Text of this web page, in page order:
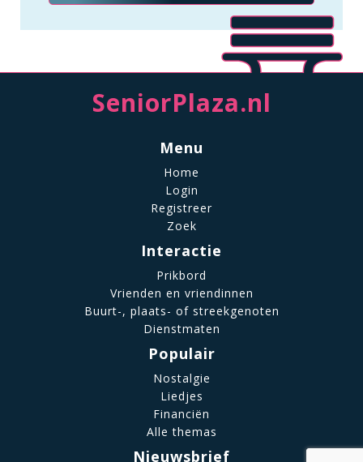
SeniorPlaza.nl
Menu
Home
Login
Registreer
Zoek
Interactie
Prikbord
Vrienden en vriendinnen
Buurt-, plaats- of streekgenoten
Dienstmaten
Populair
Nostalgie
Liedjes
Financiën
Alle themas
Nieuwsbrief